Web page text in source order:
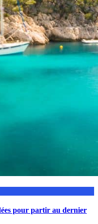
pour partir au dernier